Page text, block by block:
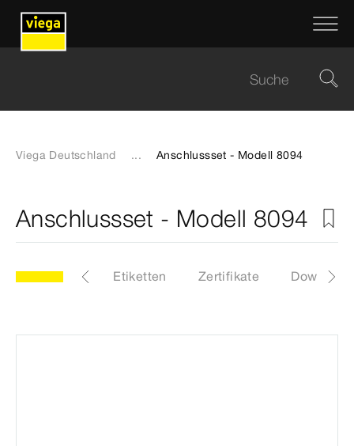
Viega Deutschland ... Anschlussset - Modell 8094
Anschlussset - Modell 8094
Artikel Etiketten Zertifikate